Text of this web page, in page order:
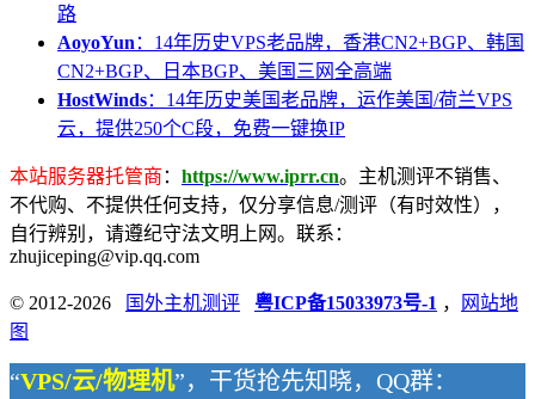
路
AoyoYun ：14年历史VPS老品牌，香港CN2+BGP、韩国
CN2+BGP、日本BGP、美国三网全高端
HostWinds：14年历史美国老品牌，运作美国/荷兰VPS
云，提供250个C段，免费一键换IP
本站服务器托管商 ： https://www.iprr.cn。主机测评不销售、
不代购、不提供任何支持，仅分享信息/测评（有时效性），
自行辨别，请遵纪守法文明上网。联系：
zhujiceping@vip.qq.com
© 2012-2026 国外主机测评 粤ICP备15033973号-1 ，
网站地
图
“VPS/云/物理机”，干货抢先知晓，QQ群：